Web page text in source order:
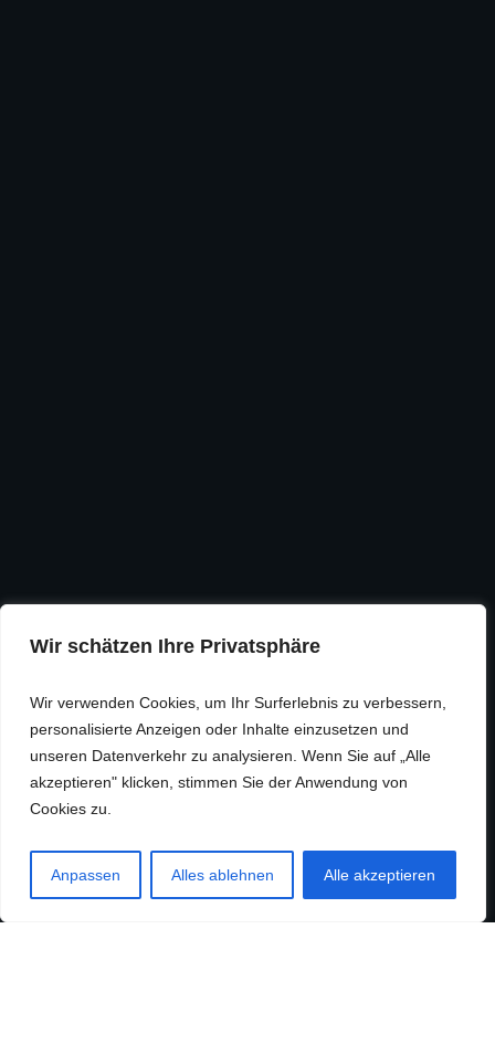
Wir schätzen Ihre Privatsphäre
Wir verwenden Cookies, um Ihr Surferlebnis zu verbessern,
personalisierte Anzeigen oder Inhalte einzusetzen und
unseren Datenverkehr zu analysieren. Wenn Sie auf „Alle
akzeptieren" klicken, stimmen Sie der Anwendung von
Cookies zu.
Anpassen Alles ablehnen Alle akzeptieren